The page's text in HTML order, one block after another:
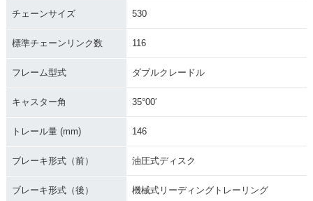
チェーンサイズ 530
標準チェーンリンク数 116
フレーム型式 ダブルクレードル
キャスター角 35°00′
トレール量 (mm) 146
ブレーキ形式（前） 油圧式ディスク
ブレーキ形式（後） 機械式リーディングトレーリング